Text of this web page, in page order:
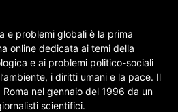
e problemi globali è la prima
online dedicata ai temi della
e ai problemi politico-sociali
i diritti umani e la pace. Il
nel gennaio del 1996 da un
scientifici.